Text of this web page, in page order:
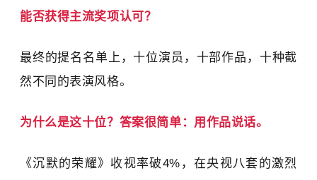
能否获得主流奖项认可？
最终的提名名单上， 十位演员，十部作品，十种截
然不同的表演风格。
为什么是这十位？答案很简单： 用 作品说话。
《沉默的荣耀》收视率破4% ，在央视八套的激烈